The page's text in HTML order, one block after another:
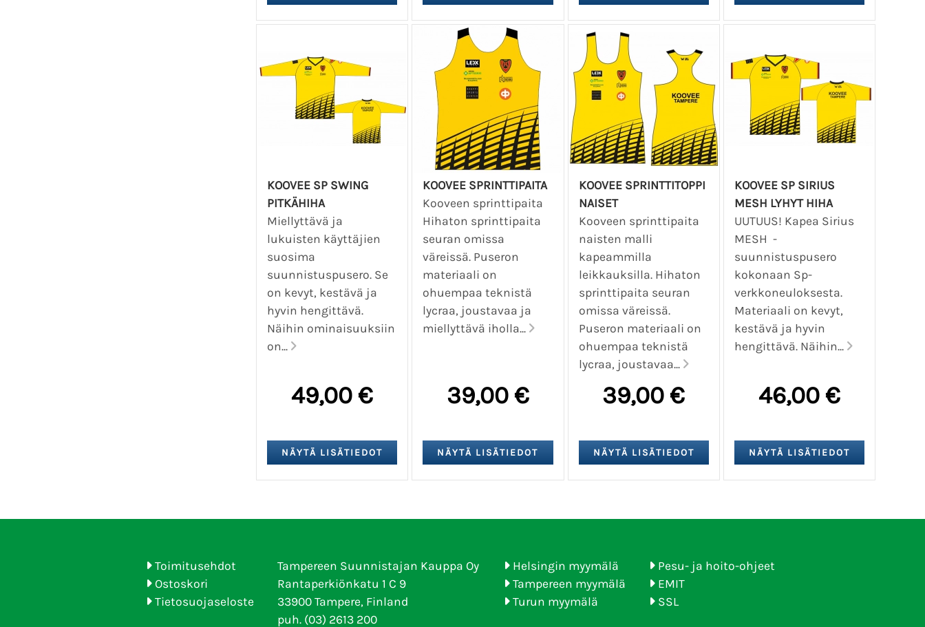
KOOVEE SP SWING
PITKÄHIHA
Miellyttävä ja
lukuisten käyttäjien
suosima
suunnistuspusero. Se
on kevyt, kestävä ja
hyvin hengittävä.
Näihin ominaisuuksiin
on...
49,00 €
KOOVEE SPRINTTIPAITA
Kooveen sprinttipaita
Hihaton sprinttipaita
seuran omissa
väreissä. Puseron
materiaali on
ohuempaa teknistä
lycraa, joustavaa ja
miellyttävä iholla...
39,00 €
KOOVEE SPRINTTITOPPI
NAISET
Kooveen sprinttipaita
naisten malli
kapeammilla
leikkauksilla. Hihaton
sprinttipaita seuran
omissa väreissä.
Puseron materiaali on
ohuempaa teknistä
lycraa, joustavaa...
39,00 €
KOOVEE SP SIRIUS
MESH LYHYT HIHA
UUTUUS! Kapea Sirius
MESH -
suunnistuspusero
kokonaan Sp-
verkkoneuloksesta.
Materiaali on kevyt,
kestävä ja hyvin
hengittävä. Näihin...
46,00 €
Toimitusehdot
Ostoskori
Tietosuojaseloste
Tampereen Suunnistajan Kauppa Oy
Rantaperkiönkatu 1 C 9
33900 Tampere, Finland
puh. (03) 2613 200
Helsingin myymälä
Tampereen myymälä
Turun myymälä
Pesu- ja hoito-ohjeet
EMIT
SSL